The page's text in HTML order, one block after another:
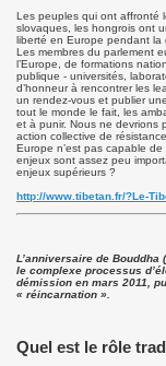
Les peuples qui ont affronté
slovaques, les hongrois ont
liberté en Europe pendant la
Les membres du parlement
l’Europe, de formations
publique - universités,
d’honneur à rencontrer les
un rendez-vous et publier
tout le monde le fait, les
et à punir. Nous ne devrions
action collective de
Europe n’est pas capable
enjeux sont assez peu
enjeux supérieurs ?
http://www.tibetan.fr/?Le-
L’anniversaire de
le complexe processus
démission en mars 2011,
« réincarnation ».
Quel est le rôle